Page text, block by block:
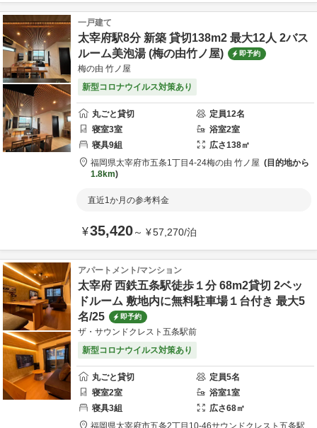
一戸建て
太宰府駅8分 新築 貸切138m2 最大12人 2バス
ルーム美泡湯 (梅の由竹ノ屋)
即予約
梅の由 竹ノ屋
新型コロナウイルス対策あり
丸ごと貸切 定員12名
寝室3室 浴室2室
寝具9組 広さ138㎡
福岡県太宰府市五条1丁目4-24梅の由 竹ノ屋
目的地から
1.8km
直近1か月の参考料金
¥35,420～ ¥57,270/泊
アパートメント/マンション
太宰府 西鉄五条駅徒歩１分 68m2貸切 2ベッ
ドルーム 敷地内に無料駐車場１台付き 最大5
名/25
即予約
ザ・サウンドクレスト五条駅前
新型コロナウイルス対策あり
丸ごと貸切 定員5名
寝室2室 浴室1室
寝具3組 広さ68㎡
福岡県太宰府市五条2丁目10-46サウンドクレスト五条駅